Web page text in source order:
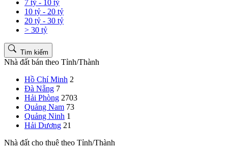
7 tỷ - 10 tỷ
10 tỷ - 20 tỷ
20 tỷ - 30 tỷ
> 30 tỷ
Tìm kiếm
Nhà đất bán theo Tỉnh/Thành
Hồ Chí Minh 2
Đà Nẵng 7
Hải Phòng 2703
Quảng Nam 73
Quảng Ninh 1
Hải Dương 21
Nhà đất cho thuê theo Tỉnh/Thành